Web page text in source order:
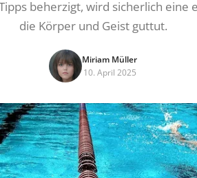
beherzigt, wird sicherlich eine
die Körper und Geist guttut.
Miriam Müller
10. April 2025